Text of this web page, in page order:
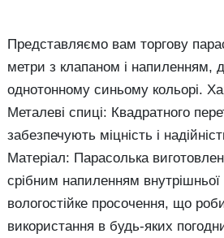
Представляємо вам торгову
метри з клапаном і напиленням,
однотонному синьому кольорі.
Металеві спиці: Квадратного
забезпечують міцність і
Матеріал: Парасолька
срібним напиленням
вологостійке просочення, що
використання в будь-яких